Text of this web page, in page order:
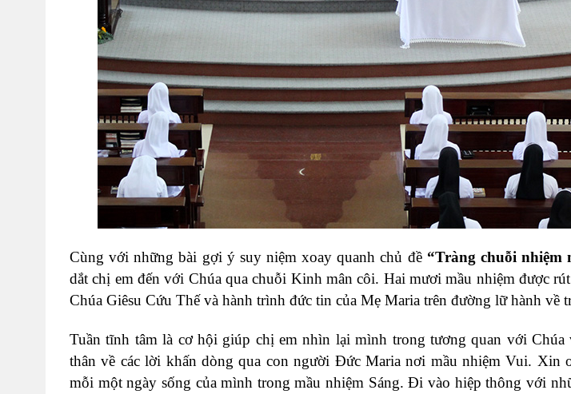
Cùng với những bài gợi ý suy niệm xoay quanh chủ đề “Tràng chuỗi nhiệm
dắt chị em đến với Chúa qua chuỗi Kinh mân côi. Hai mươi mầu nhiệm được
Chúa Giêsu Cứu Thế và hành trình đức tin của Mẹ Maria trên đường lữ hành về
Tuần tĩnh tâm là cơ hội giúp chị em nhìn lại mình trong tương quan với
thân về các lời khấn dòng qua con người Đức Maria nơi mầu nhiệm Vui. Xin
mỗi một ngày sống của mình trong mầu nhiệm Sáng. Đi vào hiệp thông với